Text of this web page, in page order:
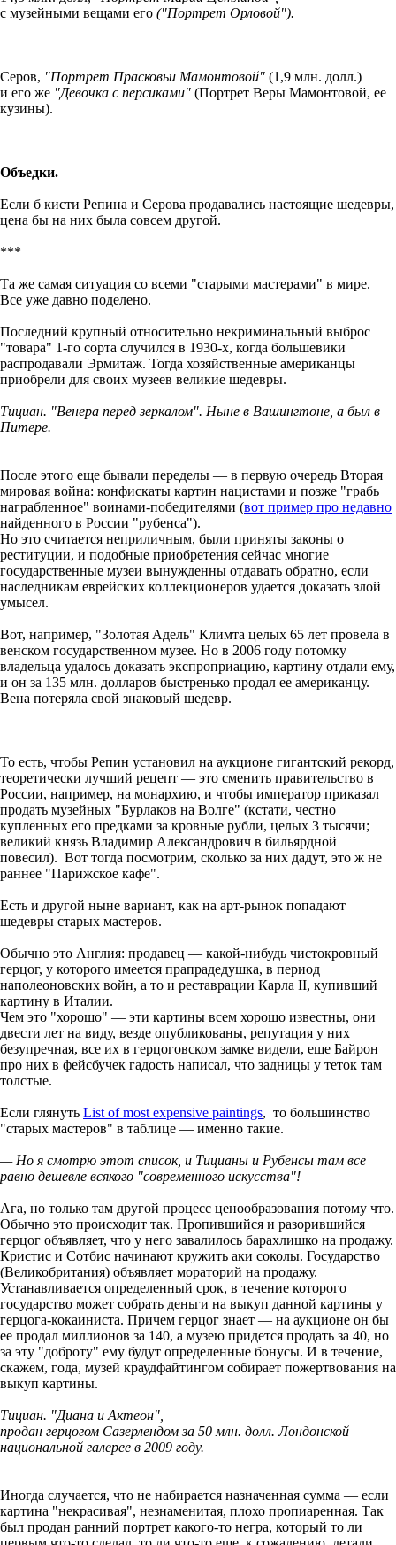
с музейными вещами его ("Портрет Орловой").
Серов, "Портрет Прасковьи Мамонтовой" (1,9 млн. долл.)
и его же "Девочка с персиками" (Портрет Веры Мамонтовой, ее
кузины).
Объедки.
Если б кисти Репина и Серова продавались настоящие шедевры,
цена бы на них была совсем другой.
***
Та же самая ситуация со всеми "старыми мастерами" в мире.
Все уже давно поделено.
Последний крупный относительно некриминальный выброс
"товара" 1-го сорта случился в 1930-х, когда большевики
распродавали Эрмитаж. Тогда хозяйственные американцы
приобрели для своих музеев великие шедевры.
Тициан. "Венера перед зеркалом". Ныне в Вашингтоне, а был в
Питере.
После этого еще бывали переделы — в первую очередь Вторая
мировая война: конфискаты картин нацистами и позже "грабь
награбленное" воинами-победителями (вот пример про недавно
найденного в России "рубенса").
Но это считается неприличным, были приняты законы о
реституции, и подобные приобретения сейчас многие
государственные музеи вынужденны отдавать обратно, если
наследникам еврейских коллекционеров удается доказать злой
умысел.
Вот, например, "Золотая Адель" Климта целых 65 лет провела в
венском государственном музее. Но в 2006 году потомку
владельца удалось доказать экспроприацию, картину отдали ему,
и он за 135 млн. долларов быстренько продал ее американцу.
Вена потеряла свой знаковый шедевр.
То есть, чтобы Репин установил на аукционе гигантский рекорд,
теоретически лучший рецепт — это сменить правительство в
России, например, на монархию, и чтобы император приказал
продать музейных "Бурлаков на Волге" (кстати, честно
купленных его предками за кровные рубли, целых 3 тысячи;
великий князь Владимир Александрович в бильярдной
повесил). Вот тогда посмотрим, сколько за них дадут, это ж не
раннее "Парижское кафе".
Есть и другой ныне вариант, как на арт-рынок попадают
шедевры старых мастеров.
Обычно это Англия: продавец — какой-нибудь чистокровный
герцог, у которого имеется прапрадедушка, в период
наполеоновских войн, а то и реставрации Карла II, купивший
картину в Италии.
Чем это "хорошо" — эти картины всем хорошо известны, они
двести лет на виду, везде опубликованы, репутация у них
безупречная, все их в герцоговском замке видели, еще Байрон
про них в фейсбучек гадость написал, что задницы у теток там
толстые.
Если глянуть List of most expensive paintings, то большинство
"старых мастеров" в таблице — именно такие.
— Но я смотрю этот список, и Тицианы и Рубенсы там все
равно дешевле всякого "современного искусства"!
Ага, но только там другой процесс ценообразования потому что.
Обычно это происходит так. Пропившийся и разорившийся
герцог объявляет, что у него завалилось барахлишко на продажу.
Кристис и Сотбис начинают кружить аки соколы. Государство
(Великобритания) объявляет мораторий на продажу.
Устанавливается определенный срок, в течение которого
государство может собрать деньги на выкуп данной картины у
герцога-кокаиниста. Причем герцог знает — на аукционе он бы
ее продал миллионов за 140, а музею придется продать за 40, но
за эту "доброту" ему будут определенные бонусы. И в течение,
скажем, года, музей краудфайтингом собирает пожертвования на
выкуп картины.
Тициан. "Диана и Актеон",
продан герцогом Сазерлендом за 50 млн. долл. Лондонской
национальной галерее в 2009 году.
Иногда случается, что не набирается назначенная сумма — если
картина "некрасивая", незнаменитая, плохо пропиаренная. Так
был продан ранний портрет какого-то негра, который то ли